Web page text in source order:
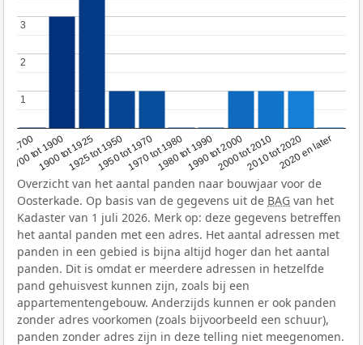
1700
1700 tot 1900
1900 tot 19251925 tot 19501950 tot 19701970 tot 19801980 tot 19901990 tot 20002000 tot 20102010 tot 20202020 en later
11
2
2
3
3
Overzicht van het aantal panden naar bouwjaar voor de
Oosterkade. Op basis van de gegevens uit de BAG van het
Kadaster van 1 juli 2026. Merk op: deze gegevens betreffen
het aantal panden met een adres. Het aantal adressen met
panden in een gebied is bijna altijd hoger dan het aantal
panden. Dit is omdat er meerdere adressen in hetzelfde
pand gehuisvest kunnen zijn, zoals bij een
appartementengebouw. Anderzijds kunnen er ook panden
zonder adres voorkomen (zoals bijvoorbeeld een schuur),
panden zonder adres zijn in deze telling niet meegenomen.